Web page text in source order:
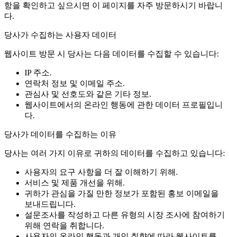
항을 확인하고 싶으시면 이 페이지를 자주 방문하시기 바랍니
다.
당사가 수집하는 사용자 데이터
웹사이트 방문 시 당사는 다음 데이터를 수집할 수 있습니다:
IP 주소.
연락처 정보 및 이메일 주소.
관심사 및 선호도와 같은 기타 정보.
웹사이트에서의 온라인 행동에 관한 데이터 프로필입니
다.
당사가 데이터를 수집하는 이유
당사는 여러 가지 이유로 귀하의 데이터를 수집하고 있습니다:
사용자의 요구 사항을 더 잘 이해하기 위해.
서비스 및 제품 개선을 위해.
귀하가 관심을 가질 만한 정보가 포함된 홍보 이메일을
보내드립니다.
설문조사를 작성하고 다른 유형의 시장 조사에 참여하기
위해 연락을 취합니다.